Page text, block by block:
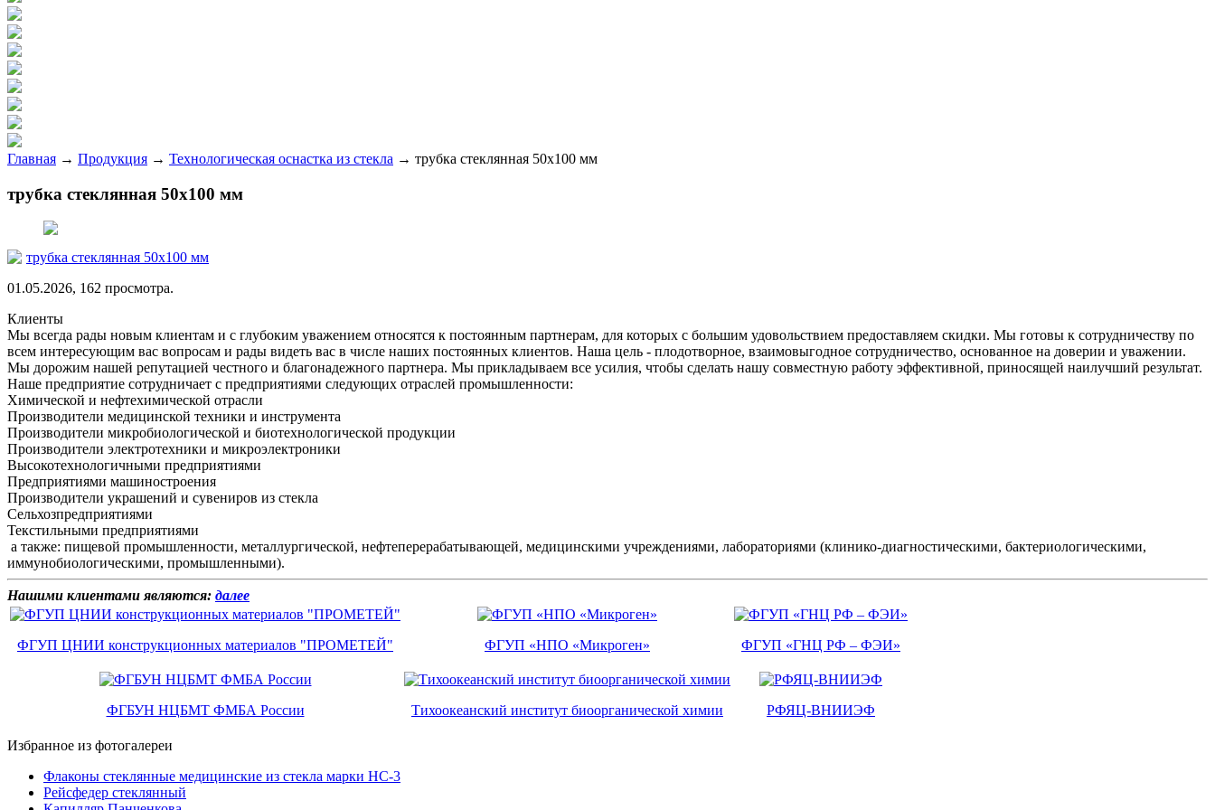
Главная → Продукция → Технологическая оснастка из стекла → трубка стеклянная 50х100 мм
трубка стеклянная 50х100 мм
трубка стеклянная 50х100 мм
01.05.2026, 162 просмотра.
Клиенты
Мы всегда рады новым клиентам и с глубоким уважением относятся к постоянным партнерам, для которых с большим удовольствием предоставляем скидки. Мы готовы к сотрудничеству по
всем интересующим вас вопросам и рады видеть вас в числе наших постоянных клиентов. Наша цель - плодотворное, взаимовыгодное сотрудничество, основанное на доверии и уважении.
Мы дорожим нашей репутацией честного и благонадежного партнера. Мы прикладываем все усилия, чтобы сделать нашу совместную работу эффективной, приносящей наилучший результат.
Наше предприятие сотрудничает с предприятиями следующих отраслей промышленности:
Химической и нефтехимической отрасли
Производители медицинской техники и инструмента
Производители микробиологической и биотехнологической продукции
Производители электротехники и микроэлектроники
Высокотехнологичными предприятиями
Предприятиями машиностроения
Производители украшений и сувениров из стекла
Сельхозпредприятиями
Текстильными предприятиями
а также: пищевой промышленности, металлургической, нефтеперерабатывающей, медицинскими учреждениями, лабораториями (клинико-диагностическими, бактериологическими,
иммунобиологическими, промышленными).
Нашими клиентами являются: далее
ФГУП ЦНИИ конструкционных материалов "ПРОМЕТЕЙ" ФГУП «НПО «Микроген» ФГУП «ГНЦ РФ – ФЭИ»
ФГБУН НЦБМТ ФМБА России Тихоокеанский институт биоорганической химии РФЯЦ-ВНИИЭФ
Избранное из фотогалереи
Флаконы стеклянные медицинские из стекла марки НС-3
Рейсфедер стеклянный